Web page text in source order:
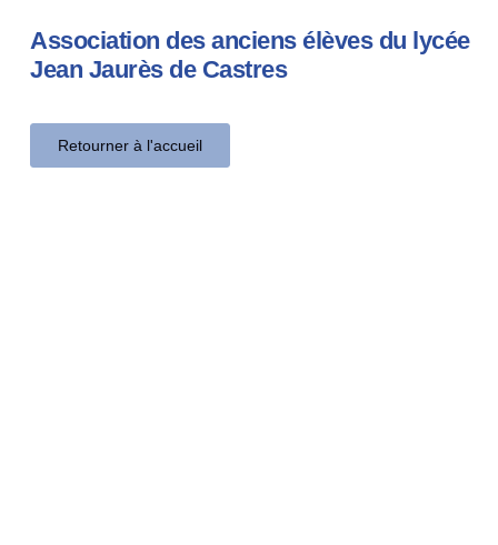
Association des anciens élèves du lycée
Jean Jaurès de Castres
Retourner à l'accueil